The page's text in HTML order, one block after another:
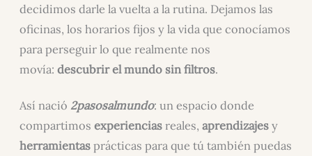
decidimos darle la vuelta a la rutina. Dejamos las
oficinas, los horarios fijos y la vida que conocíamos
para perseguir lo que realmente nos
movía: descubrir el mundo sin filtros.
Así nació 2pasosalmundo: un espacio donde
compartimos experienciasreales, aprendizajesy
herramientasprácticas para que tú también puedas